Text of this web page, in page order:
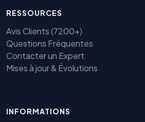
RESSOURCES
Avis Clients (7200+)
Questions Fréquentes
Contacter un Expert
Mises à jour & Évolutions
INFORMATIONS